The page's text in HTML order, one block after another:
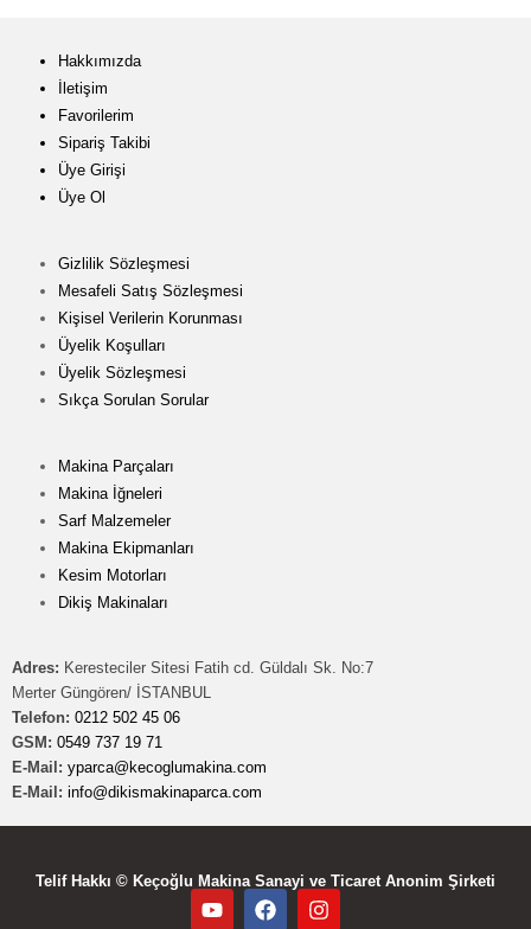
Hakkımızda
İletişim
Favorilerim
Sipariş Takibi
Üye Girişi
Üye Ol
Gizlilik Sözleşmesi
Mesafeli Satış Sözleşmesi
Kişisel Verilerin Korunması
Üyelik Koşulları
Üyelik Sözleşmesi
Sıkça Sorulan Sorular
Makina Parçaları
Makina İğneleri
Sarf Malzemeler
Makina Ekipmanları
Kesim Motorları
Dikiş Makinaları
Adres: Keresteciler Sitesi Fatih cd. Güldalı Sk. No:7
Merter Güngören/ İSTANBUL
Telefon: 0212 502 45 06
GSM: 0549 737 19 71
E-Mail: yparca@kecoglumakina.com
E-Mail: info@dikismakinaparca.com
Telif Hakkı © Keçoğlu Makina Sanayi ve Ticaret Anonim Şirketi